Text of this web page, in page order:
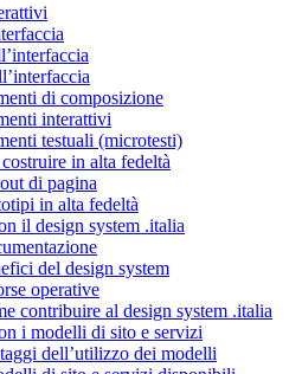
di composizione
interattivi
testuali (microtesti)
in alta fedeltà
di pagina
in alta fedeltà
il design system .italia
del design system
operative
contribuire al design system .italia
i modelli di sito e servizi
dell’utilizzo dei modelli